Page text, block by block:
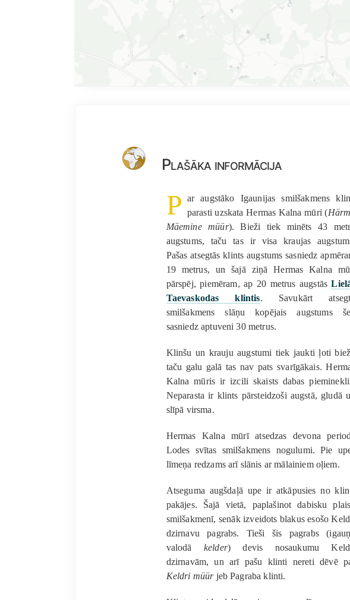
Plašāka informācija
P ar augstāko Igaunijas smilšakmens
parasti uzskata Hermas Kalna mūri (
Mäemine müür). Bieži tiek minēts 43
augstums, taču tas ir visa kraujas
Pašas atsegtās klints augstums sasniedz
19 metrus, un šajā ziņā Hermas Kalna
pārspēj, piemēram, ap 20 metrus augstās
Taevaskodas klintis. Savukārt
smilšakmens slāņu kopējais augstums
sasniedz aptuveni 30 metrus.
Klinšu un krauju augstumi tiek jaukti ļoti
taču galu galā tas nav pats svarīgākais.
Kalna mūris ir izcili skaists dabas
Neparasta ir klints pārsteidzoši augstā, gludā
slīpā virsma.
Hermas Kalna mūrī atsedzas devona
Lodes svītas smilšakmens nogulumi. Pie
līmeņa redzams arī slānis ar mālainiem oļiem.
Atseguma augšdaļā upe ir atkāpusies no
pakājes. Šajā vietā, paplašinot dabisku
smilšakmenī, senāk izveidots blakus esošo
dzirnavu pagrabs. Tieši šis pagrabs
valodā kelder) devis nosaukumu
dzirnavām, un arī pašu klinti nereti dēvē
Keldri müürjeb Pagraba klinti.